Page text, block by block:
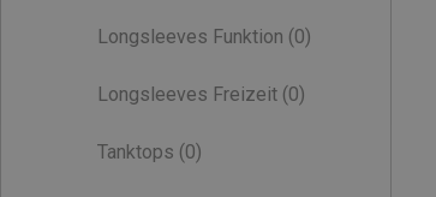
Longsleeves Funktion (0)
Longsleeves Freizeit (0)
Tanktops (0)